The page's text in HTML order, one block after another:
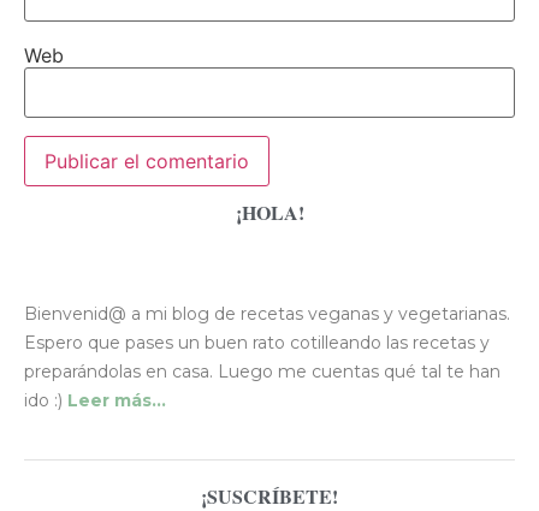
Web
¡HOLA!
Bienvenid@ a mi blog de recetas veganas y vegetarianas.
Espero que pases un buen rato cotilleando las recetas y
preparándolas en casa. Luego me cuentas qué tal te han
ido :) Leer más…
¡SUSCRÍBETE!